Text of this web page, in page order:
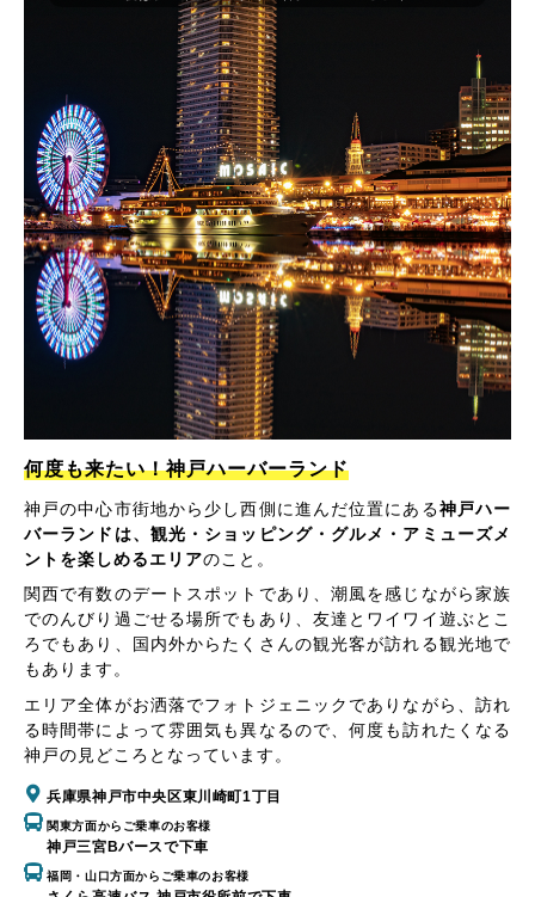
何度も来たい！神戸ハーバーランド
神戸の中心市街地から少し西側に進んだ位置にある神戸ハー
バーランドは、観光・ショッピング・グルメ・アミューズメ
ントを楽しめるエリアのこと。
関西で有数のデートスポットであり、潮風を感じながら家族
でのんびり過ごせる場所でもあり、友達とワイワイ遊ぶとこ
ろでもあり、国内外からたくさんの観光客が訪れる観光地で
もあります。
エリア全体がお洒落でフォトジェニックでありながら、訪れ
る時間帯によって雰囲気も異なるので、何度も訪れたくなる
神戸の見どころとなっています。
兵庫県神戸市中央区東川崎町1丁目
関東方面からご乗車のお客様
神戸三宮Bバースで下車
福岡・山口方面からご乗車のお客様